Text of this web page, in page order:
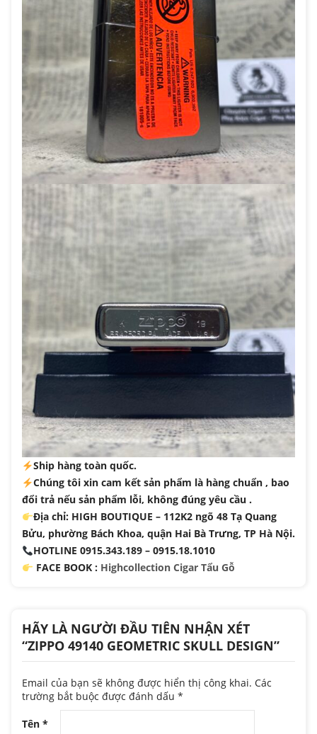
Ship hàng toàn quốc.
Chúng tôi xin cam kết sản phẩm là hàng chuẩn , bao
đổi trả nếu sản phẩm lỗi, không đúng yêu cầu .
Địa chỉ: HIGH BOUTIQUE – 112K2 ngõ 48 Tạ Quang
Bửu, phường Bách Khoa, quận Hai Bà Trưng, TP Hà Nội.
HOTLINE 0915.343.189 – 0915.18.1010
FACE BOOK : Highcollection Cigar Tẩu Gỗ
HÃY LÀ NGƯỜI ĐẦU TIÊN NHẬN XÉT
“ZIPPO 49140 GEOMETRIC SKULL DESIGN”
Email của bạn sẽ không được hiển thị công khai. Các
trường bắt buộc được đánh dấu *
Tên *